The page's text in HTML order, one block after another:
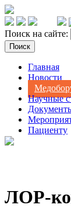
Поиск на сайте:
Главная
Новости
Научные
Пациенту
ЛОР-